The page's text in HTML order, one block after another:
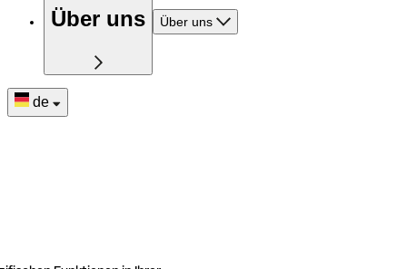
Über uns Über uns
de